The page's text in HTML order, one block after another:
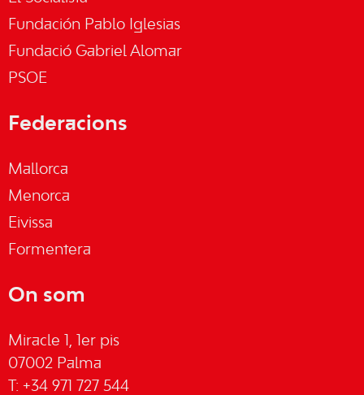
Fundación Pablo Iglesias
Fundació Gabriel Alomar
PSOE
Federacions
Mallorca
Menorca
Eivissa
Formentera
On som
Miracle 1, 1er pis
07002 Palma
T: +34 971 727 544